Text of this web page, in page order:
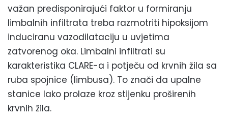
važan predisponirajući faktor u formiranju
limbalnih infiltrata treba razmotriti hipoksijom
induciranu vazodilataciju u uvjetima
zatvorenog oka. Limbalni infiltrati su
karakteristika CLARE-a i potječu od krvnih žila sa
ruba spojnice (limbusa). To znači da upalne
stanice lako prolaze kroz stijenku proširenih
krvnih žila.